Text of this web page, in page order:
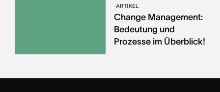
ARTIKEL
Change Management:
Bedeutung und
Prozesse im Überblick!